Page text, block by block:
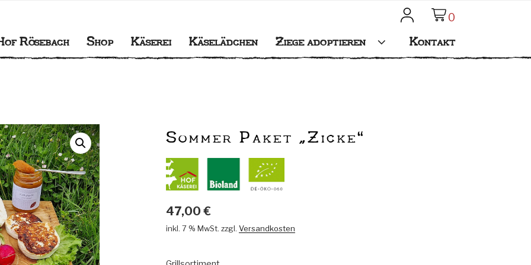
Mein Konto 0
Rösebach Shop Käserei Käselädchen Ziege adoptieren Kontakt
Sommer Paket „Zicke“
47,00 €
inkl. 7 % MwSt. zzgl. Versandkosten